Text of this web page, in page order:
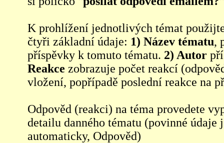
K prohlížení jednotlivých témat
čtyři základní údaje: 1) Název tématu,
příspěvky k tomuto tématu. 2) Autor
Reakce zobrazuje počet reakcí
vložení, popřípadě poslední reakce na
Odpověd (reakci) na téma provedete
detailu danného tématu (povinné údaje
automaticky, Odpověd)